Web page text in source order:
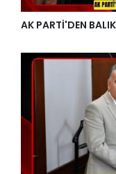
AK PARTİ'DEN